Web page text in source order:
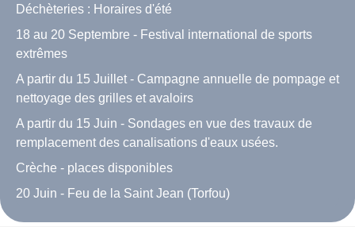
Déchèteries : Horaires d'été
18 au 20 Septembre - Festival international de sports
extrêmes
A partir du 15 Juillet - Campagne annuelle de pompage et
nettoyage des grilles et avaloirs
A partir du 15 Juin - Sondages en vue des travaux de
remplacement des canalisations d'eaux usées.
Crèche - places disponibles
20 Juin - Feu de la Saint Jean (Torfou)